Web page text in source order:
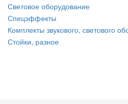
Световое оборудование
Спецэффекты
Комплекты звукового, светового
Стойки, разное